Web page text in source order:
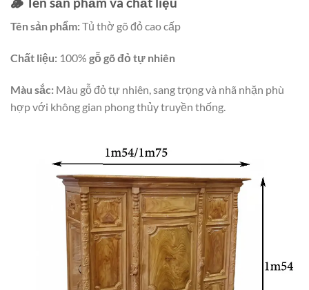
Tên sản phẩm:Tủ thờ gõ đỏ cao cấp
Chất liệu: 100% gỗ gõ đỏ tự nhiên
Màu sắc: Màu gỗ đỏ tự nhiên, sang trọng và nhã nhặn phù
hợp với không gian phong thủy truyền thống.